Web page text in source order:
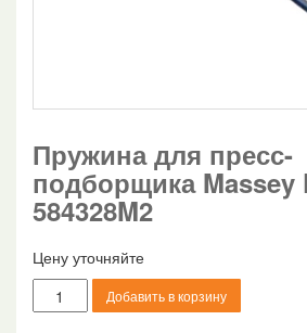
Пружина для пресс-
подборщика Massey
584328M2
Цену уточняйте
Количество
товара
Добавить в корзину